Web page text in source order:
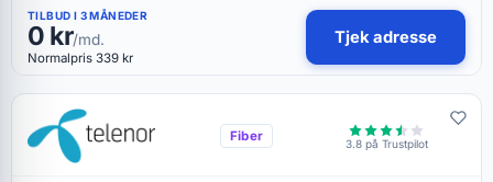
TILBUD I 3 MÅNEDER
0 kr/md.
Normalpris 339 kr
Tjek adresse
Fiber 3.8 på Trustpilot